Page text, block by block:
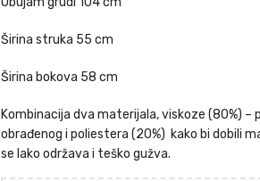
Širina struka 55 cm
Širina bokova 58 cm
Kombinacija dva materijala, viskoze (80%)
obrađenog i poliestera (20%) kako bi dobili
se lako održava i teško gužva.